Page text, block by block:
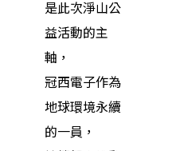
是此次淨山公
益活動的主
軸，
冠西電子作為
地球環境永續
的一員，